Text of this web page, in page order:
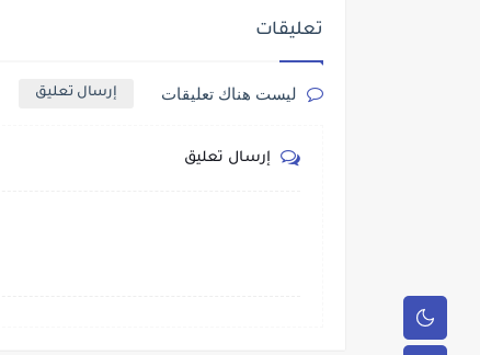
تعليقات
ليست هناك تعليقات إرسال تعليق
إرسال تعليق